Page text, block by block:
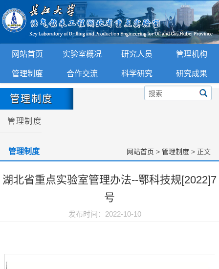
网站首页 实验室概况 研究人员
管理机构
管理制度
合作交流 科学研究 研究成果
管理制度
管理制度
管理制度 网站首页 > 管理制度 > 正文
湖北省重点实验室管理办法--鄂科技规[2022]7
号
发布时间：2022-10-10